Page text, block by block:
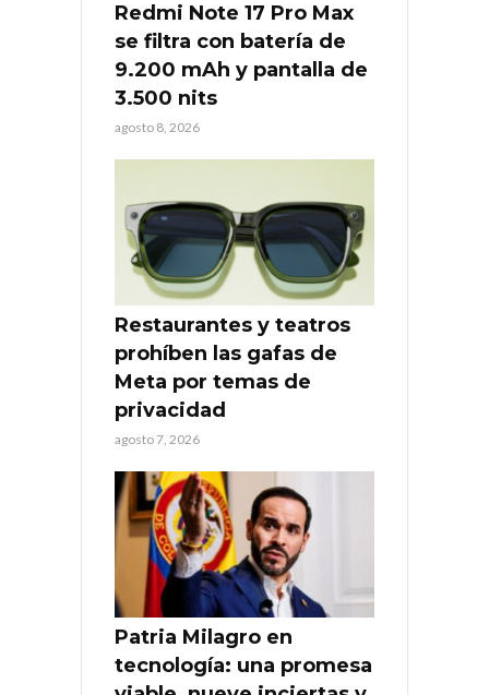
Redmi Note 17 Pro Max
se filtra con batería de
9.200 mAh y pantalla de
3.500 nits
agosto 8, 2026
Restaurantes y teatros
prohíben las gafas de
Meta por temas de
privacidad
agosto 7, 2026
Patria Milagro en
tecnología: una promesa